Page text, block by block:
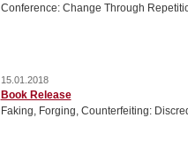
Conference: Change Through
15.01.2018
Book Release
Faking, Forging, Counterfeiting: